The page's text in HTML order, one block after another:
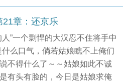
21章：还京乐
人”一个剽悍的大汉忍不住将手中
么口气，倘若姑娘瞧不上俺们
不得什么了～～姑娘如此不诚
有头有脸的，今日是姑娘求俺